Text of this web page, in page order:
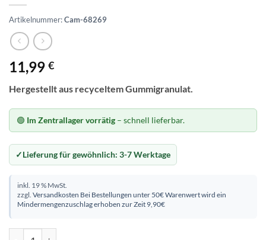
Artikelnummer:Cam-68269
11,99 €
Hergestellt aus recyceltem Gummigranulat.
🟢 Im Zentrallager vorrätig – schnell lieferbar.
Lieferung für gewöhnlich: 3-7 Werktage
inkl. 19 % MwSt.
zzgl. Versandkosten Bei Bestellungen unter 50€ Warenwert wird ein
Mindermengenzuschlag erhoben zur Zeit 9,90€